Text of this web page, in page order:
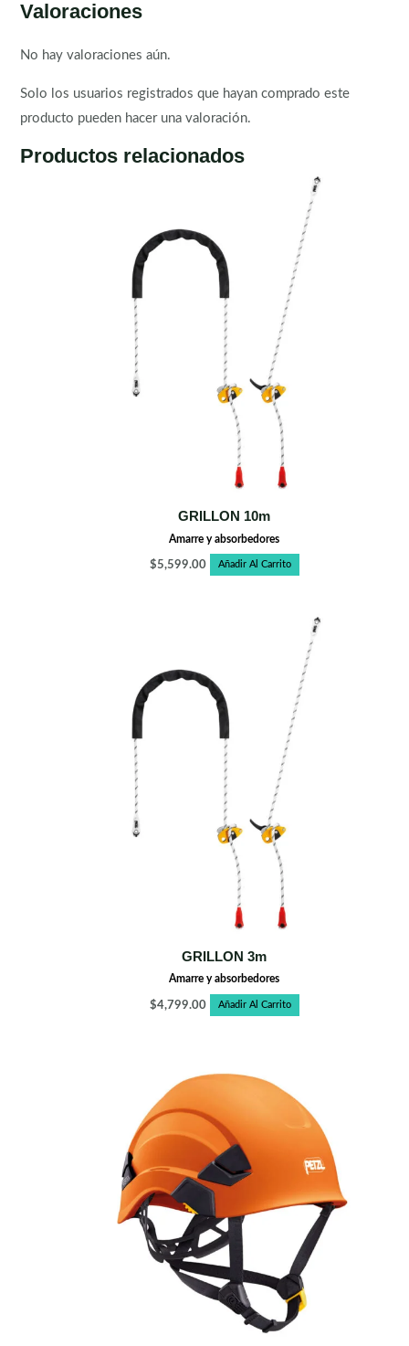
Valoraciones
No hay valoraciones aún.
Solo los usuarios registrados que hayan comprado este
producto pueden hacer una valoración.
Productos relacionados
GRILLON 10m
Amarre y absorbedores
$5,599.00 Añadir Al Carrito
GRILLON 3m
Amarre y absorbedores
$4,799.00 Añadir Al Carrito